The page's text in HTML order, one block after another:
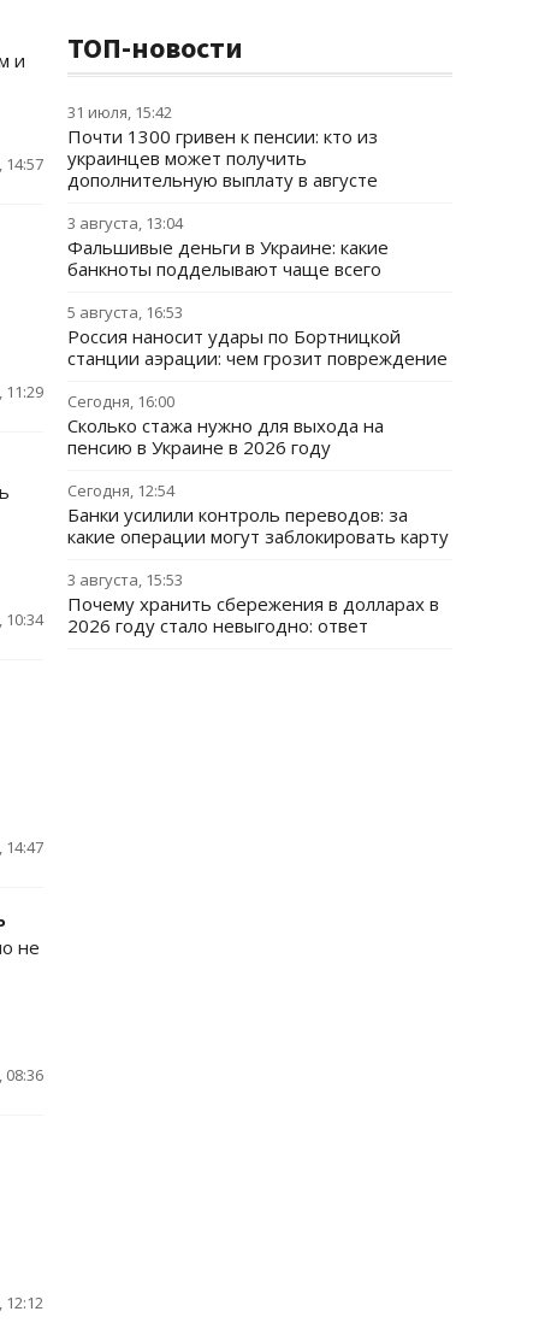
и
14:57
11:29
10:34
14:47
не
08:36
12:12
ТОП-новости
31 июля, 15:42
Почти 1300 гривен к пенсии: кто из
украинцев может получить
дополнительную выплату в августе
3 августа, 13:04
Фальшивые деньги в Украине: какие
банкноты подделывают чаще всего
5 августа, 16:53
Россия наносит удары по Бортницкой
станции аэрации: чем грозит повреждение
Сегодня, 16:00
Сколько стажа нужно для выхода на
пенсию в Украине в 2026 году
Сегодня, 12:54
Банки усилили контроль переводов: за
какие операции могут заблокировать карту
3 августа, 15:53
Почему хранить сбережения в долларах в
2026 году стало невыгодно: ответ